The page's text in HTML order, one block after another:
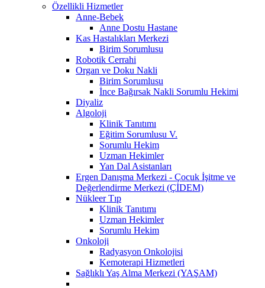
Özellikli Hizmetler
Anne-Bebek
Anne Dostu Hastane
Kas Hastalıkları Merkezi
Birim Sorumlusu
Robotik Cerrahi
Organ ve Doku Nakli
Birim Sorumlusu
İnce Bağırsak Nakli Sorumlu Hekimi
Diyaliz
Algoloji
Klinik Tanıtımı
Eğitim Sorumlusu V.
Sorumlu Hekim
Uzman Hekimler
Yan Dal Asistanları
Ergen Danışma Merkezi - Çocuk İşitme ve
Değerlendirme Merkezi (ÇİDEM)
Nükleer Tıp
Klinik Tanıtımı
Uzman Hekimler
Sorumlu Hekim
Onkoloji
Radyasyon Onkolojisi
Kemoterapi Hizmetleri
Sağlıklı Yaş Alma Merkezi (YAŞAM)